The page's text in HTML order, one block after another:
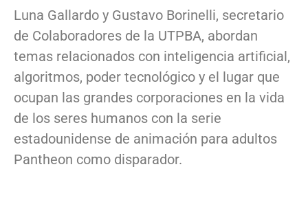
Luna Gallardo y Gustavo Borinelli, secretario
de Colaboradores de la UTPBA, abordan
temas relacionados con inteligencia artificial,
algoritmos, poder tecnológico y el lugar que
ocupan las grandes corporaciones en la vida
de los seres humanos con la serie
estadounidense de animación para adultos
Pantheon como disparador.